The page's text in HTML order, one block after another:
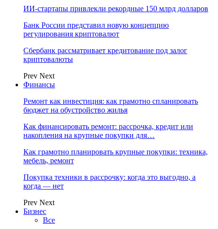
ИИ-стартапы привлекли рекордные 150 млрд долларов
Банк России представил новую концепцию
регулирования криптовалют
Сбербанк рассматривает кредитование под залог
криптовалюты
Prev Next
Финансы
Ремонт как инвестиция: как грамотно спланировать
бюджет на обустройство жилья
Как финансировать ремонт: рассрочка, кредит или
накопления на крупные покупки для…
Как грамотно планировать крупные покупки: техника,
мебель, ремонт
Покупка техники в рассрочку: когда это выгодно, а
когда — нет
Prev Next
Бизнес
Все